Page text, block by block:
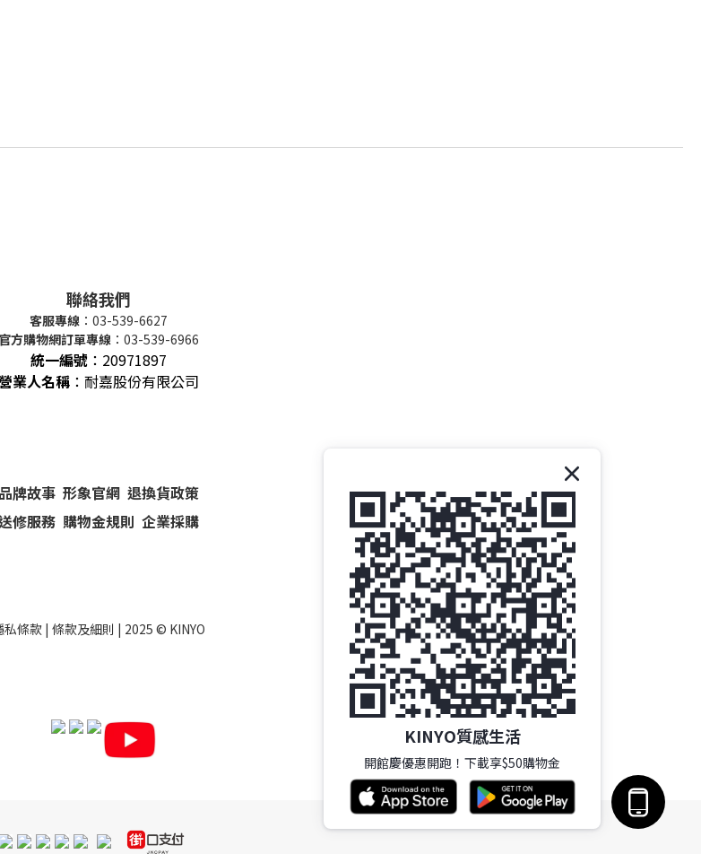
聯絡我們
客服專線 ：03-539-6627
官方購物網訂單專線 ：03-539-6966
統一編號 ： 20971897
營業人名稱 ：耐嘉股份有限公司
品牌故事 形象官網 退換貨政策
修服務 購物金規則 企業採購
私條款 | 條款及細則 | 2025 © KINYO
KINYO質感生活
開館慶優惠開跑！下載享$50購物金